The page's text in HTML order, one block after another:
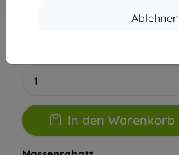
Ablehnen
In den Warenkorb